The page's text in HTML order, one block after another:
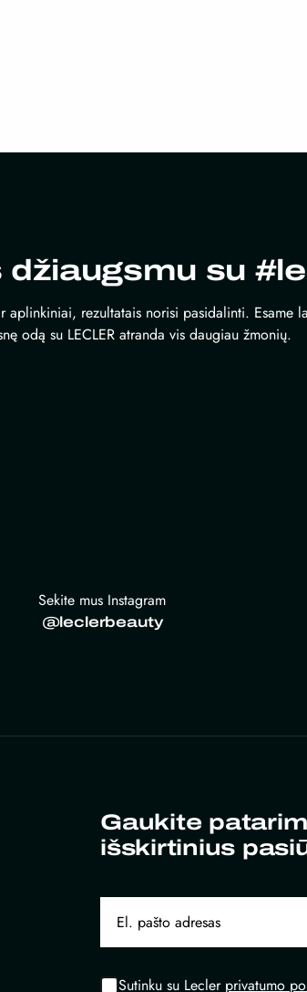
džiaugsmu su
aplinkiniai, rezultatais norisi pasidalinti. Esame
odą su LECLER atranda vis daugiau žmonių.
Sekite mus Instagram
@leclerbeauty
Gaukite
išskirtinius
Sutinku su Lecler privatumo